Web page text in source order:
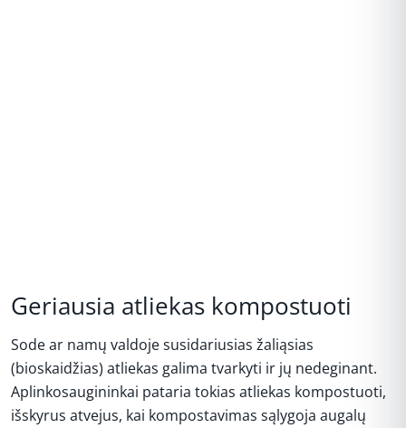
Geriausia atliekas kompostuoti
Sode ar namų valdoje susidariusias žaliąsias
(bioskaidžias) atliekas galima tvarkyti ir jų nedeginant.
Aplinkosaugininkai pataria tokias atliekas kompostuoti,
išskyrus atvejus, kai kompostavimas sąlygoja augalų